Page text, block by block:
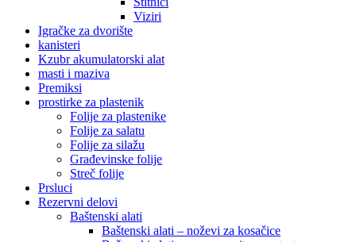
Viziri
Igračke za dvorište
kanisteri
Kzubr akumulatorski alat
masti i maziva
Premiksi
prostirke za plastenik
Folije za plastenike
Folije za salatu
Folije za silažu
Građevinske folije
Streč folije
Prsluci
Rezervni delovi
Baštenski alati
Baštenski alati – noževi za kosačice